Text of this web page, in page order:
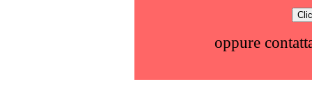
oppure